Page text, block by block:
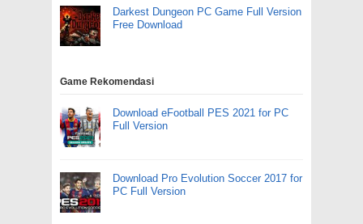
Darkest Dungeon PC Game Full Version
Free Download
Game Rekomendasi
Download eFootball PES 2021 for PC
Full Version
Download Pro Evolution Soccer 2017 for
PC Full Version